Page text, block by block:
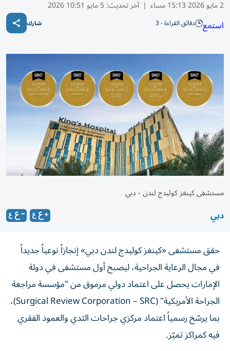
2 مايو 2026 15:13 مساء | آخر تحديث:5 مايو 10:51 2026
استمع دقائق القراءة - 3 شارك
مستشفى كينغز كوليدج لندن - دبي
دبي
حقق مستشفى «كينغز كوليدج لندن دبي» إنجازاً نوعياً جديداً
في مجال الرعاية الجراحية، ليصبح أول مستشفى في دولة
الإمارات يحصل على اعتماد دولي مرموق من "مؤسسة مراجعة
الجراحة الأمريكية" (Surgical Review Corporation – SRC)،
بما يرسّخ رسمياً اعتماد مركزي جراحات الثدي والعمود الفقري
فيه كمراكز تميّز.